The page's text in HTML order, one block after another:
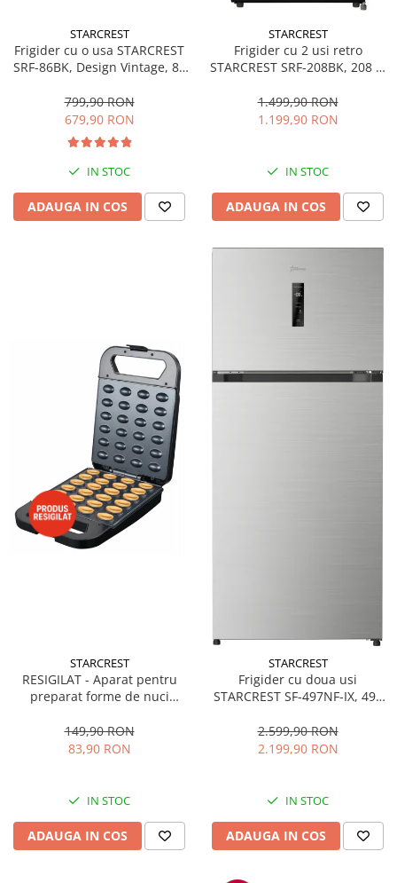
STARCREST
Frigider cu o usa STARCREST
SRF-86BK, Design Vintage, 85
interioara, H 84 cm, Negru
799,90 RON
679,90 RON
IN STOC
ADAUGA IN COS
STARCREST
Frigider cu 2 usi retro
STARCREST SRF-208BK, 208 L,
Iluminare LED, Termostat
Reglabil, H 147 cm, Negru
1.499,90 RON
1.199,90 RON
IN STOC
ADAUGA IN COS
STARCREST
RESIGILAT - Aparat pentru
preparat forme de nuci
forme, 1400W, Indicator
luminos, Placi antiaderente,
149,90 RON
83,90 RON
IN STOC
ADAUGA IN COS
STARCREST
Frigider cu doua usi
STARCREST SF-497NF-IX, 497
Inverter, Clasa E, Display,
Functie super racire, Blocare
2.599,90 RON
2.199,90 RON
IN STOC
ADAUGA IN COS